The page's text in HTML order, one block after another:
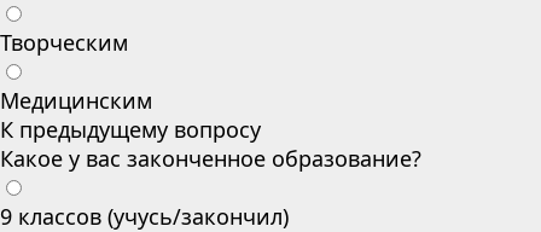
Творческим
Медицинским
К предыдущему вопросу
Какое у вас законченное образование?
9 классов (учусь/закончил)